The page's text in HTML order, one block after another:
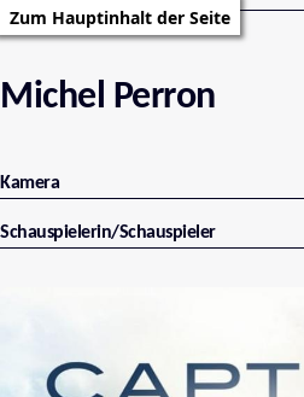
Zum Hauptinhalt der Seite
Michel Perron
Kamera
Schauspielerin/Schauspieler